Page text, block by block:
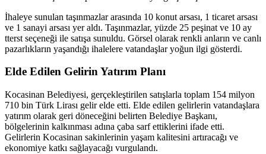
İhaleye sunulan taşınmazlar arasında 10 konut arsası, 1 ticaret arsası
ve 1 sanayi arsası yer aldı. Taşınmazlar, yüzde 25 peşinat ve 10 ay
tterst seçeneği ile satışa sunuldu. Görsel olarak renkli anların ve canlı
pazarlıkların yaşandığı ihalelere vatandaşlar yoğun ilgi gösterdi.
Elde Edilen Gelirin Yatırım Planı
Kocasinan Belediyesi, gerçekleştirilen satışlarla toplam 154 milyon
710 bin Türk Lirası gelir elde etti. Elde edilen gelirlerin vatandaşlara
yatırım olarak geri döneceğini belirten Belediye Başkanı,
bölgelerinin kalkınması adına çaba sarf ettiklerini ifade etti.
Gelirlerin Kocasinan sakinlerinin yaşam kalitesini artıracağı ve
ekonomiye katkı sağlayacağı vurgulandı.